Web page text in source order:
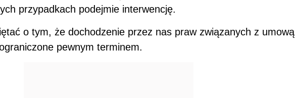
przypadkach podejmie interwencję.
o tym, że dochodzenie przez nas praw związanych z umową
pewnym terminem.